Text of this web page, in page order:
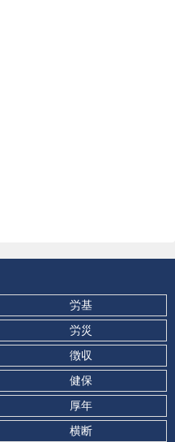
労基
労災
徴収
健保
厚年
横断